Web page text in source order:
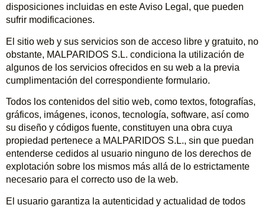
disposiciones incluidas en este Aviso Legal, que pueden
sufrir modificaciones.
El sitio web y sus servicios son de acceso libre y gratuito, no
obstante, MALPARIDOS S.L. condiciona la utilización de
algunos de los servicios ofrecidos en su web a la previa
cumplimentación del correspondiente formulario.
Todos los contenidos del sitio web, como textos, fotografías,
gráficos, imágenes, iconos, tecnología, software, así como
su diseño y códigos fuente, constituyen una obra cuya
propiedad pertenece a MALPARIDOS S.L., sin que puedan
entenderse cedidos al usuario ninguno de los derechos de
explotación sobre los mismos más allá de lo estrictamente
necesario para el correcto uso de la web.
El usuario garantiza la autenticidad y actualidad de todos